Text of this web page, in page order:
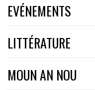
EVÉNEMENTS
LITTÉRATURE
MOUN AN NOU